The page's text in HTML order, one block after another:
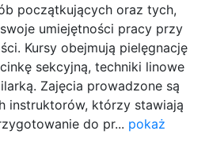
początkujących oraz tych,
umiejętności pracy przy
Kursy obejmują pielęgnację
sekcyjną, techniki linowe
Zajęcia prowadzone są
instruktorów, którzy stawiają
do pr... pokaż